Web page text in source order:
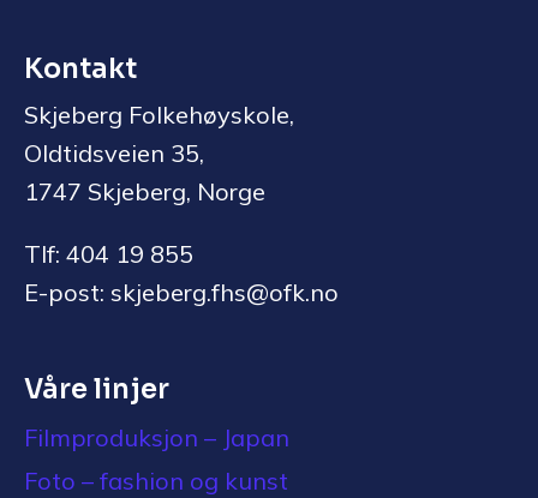
Kontakt
Skjeberg Folkehøyskole,
Oldtidsveien 35,
1747 Skjeberg, Norge
Tlf: 404 19 855
E-post: skjeberg.fhs@ofk.no
Våre linjer
Filmproduksjon – Japan
Foto – fashion og kunst